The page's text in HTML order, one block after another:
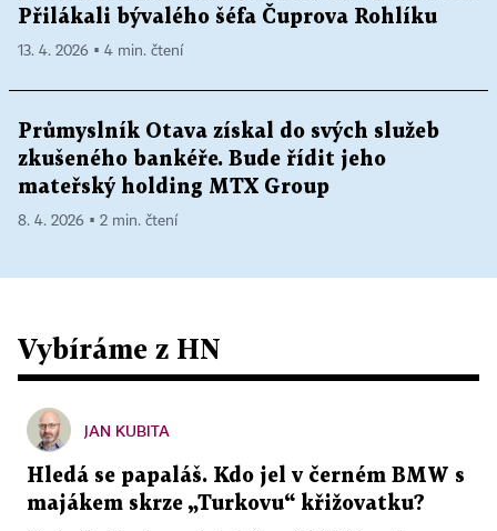
Přilákali bývalého šéfa Čuprova Rohlíku
13. 4. 2026 ▪ 4 min. čtení
Průmyslník Otava získal do svých služeb
zkušeného bankéře. Bude řídit jeho
mateřský holding MTX Group
8. 4. 2026 ▪ 2 min. čtení
Vybíráme z HN
JAN KUBITA
Hledá se papaláš. Kdo jel v černém BMW s
majákem skrze „Turkovu“ křižovatku?